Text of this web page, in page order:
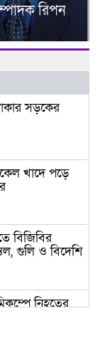
রিপন
সড়কের
খাদে পড়ে
বিজিবির
গুলি ও বিদেশি
নিহতের